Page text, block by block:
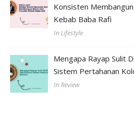
Konsisten
Kebab Baba Rafi
In Lifestyle
Mengapa Rayap Sulit
Sistem Pertahanan
In Review